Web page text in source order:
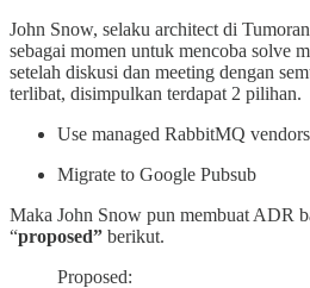
John Snow, selaku architect di
sebagai momen untuk mencoba solve
setelah diskusi dan meeting dengan
terlibat, disimpulkan terdapat 2 pilihan.
Use managed RabbitMQ
Migrate to Google Pubsub
Maka John Snow pun membuat ADR
“proposed” berikut.
Proposed: